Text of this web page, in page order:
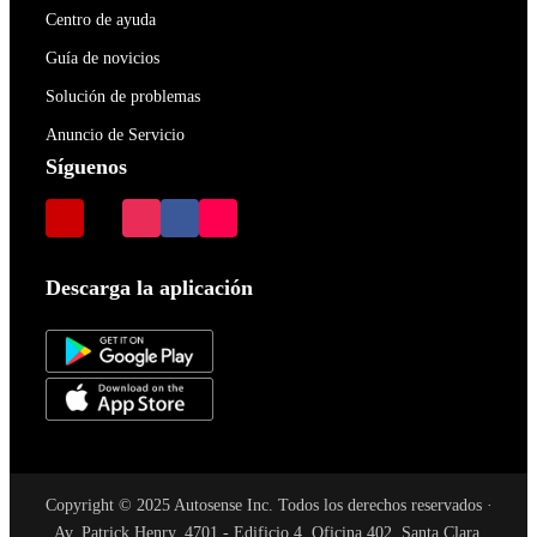
Centro de ayuda
Guía de novicios
Solución de problemas
Anuncio de Servicio
Síguenos
Descarga la aplicación
Copyright © 2025 Autosense Inc. Todos los derechos reservados ·
Av. Patrick Henry, 4701 - Edificio 4, Oficina 402, Santa Clara,